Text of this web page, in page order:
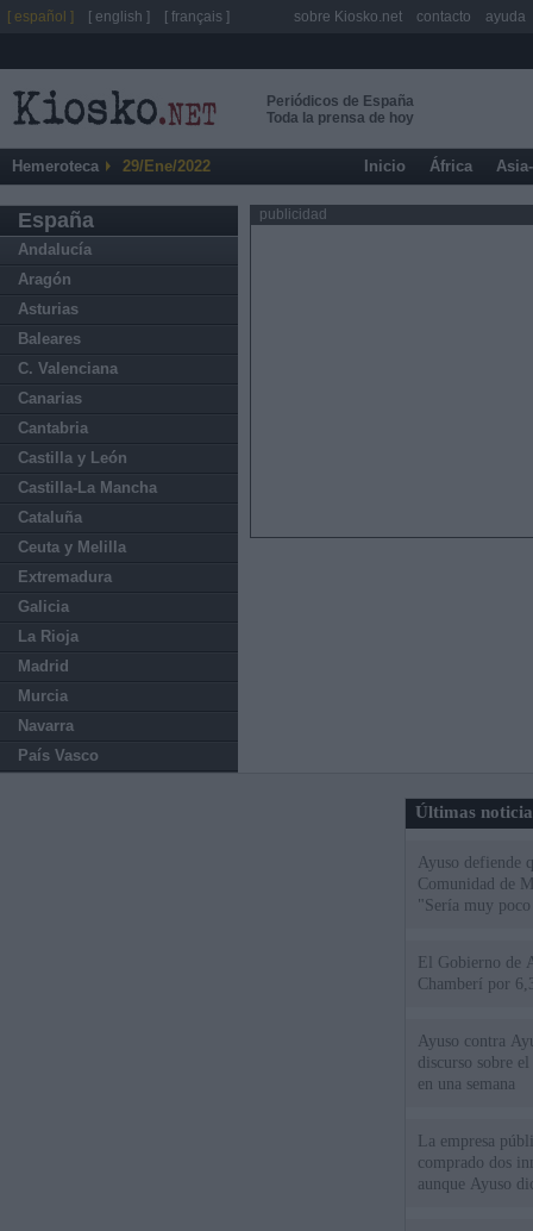
Periódicos de España
Toda la prensa de hoy
Hemeroteca 29/Ene/2022 Inicio África
España
Andalucía
Aragón
Asturias
Baleares
C. Valenciana
Canarias
Cantabria
Castilla y León
Castilla-La Mancha
Cataluña
Ceuta y Melilla
Extremadura
Galicia
La Rioja
Madrid
Murcia
Navarra
País Vasco
publicidad
Últimas
Ayuso defiende
Comunidad de
"Sería muy
El Gobierno de
Chamberí por
Ayuso contra
discurso sobre
en una semana
La empresa
comprado dos
aunque Ayuso
[ español ] [ english ] [ français ] sobre Kiosko.net contacto ayuda